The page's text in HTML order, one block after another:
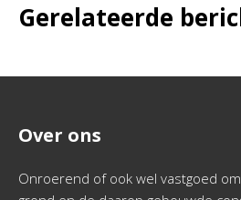
Gerelateerde
Over ons
Onroerend of ook wel vastgoed